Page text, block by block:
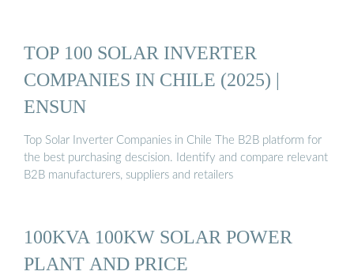
TOP 100 SOLAR INVERTER
COMPANIES IN CHILE (2025) |
ENSUN
Top Solar Inverter Companies in Chile The B2B platform for
the best purchasing descision. Identify and compare relevant
B2B manufacturers, suppliers and retailers
100KVA 100KW SOLAR POWER
PLANT AND PRICE